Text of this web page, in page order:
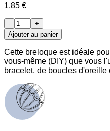
1,85 €
-
+
Ajouter au panier
Cette breloque est idéale
vous-même (DIY) que vous
bracelet, de boucles d'oreille